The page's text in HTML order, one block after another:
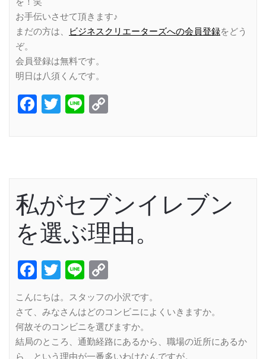
お手伝いさせて頂きます♪
まだの方は、
ビジネスクリエーターズへの会員登録をどう
ぞ。
会員登録は無料です。
明日は八須くんです。
Facebook
Twitter
Line
私がセブンイレブン
を選ぶ理由。
Facebook
Twitter
Line
Link
こんにちは。スタッフの小沢です。
さて、みなさんはどのコンビニによくいきますか。
何故そのコンビニを選びますか。
結局のところ、通勤経路にあるから、職場の近所にあるか
ら、という理由が一番多いわけなんですが。